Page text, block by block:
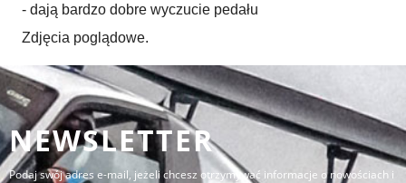
- dają bardzo dobre wyczucie pedału
Zdjęcia poglądowe.
NEWSLETTER
Podaj swój adres e-mail, jeżeli chcesz otrzymywać informacje o nowościach i